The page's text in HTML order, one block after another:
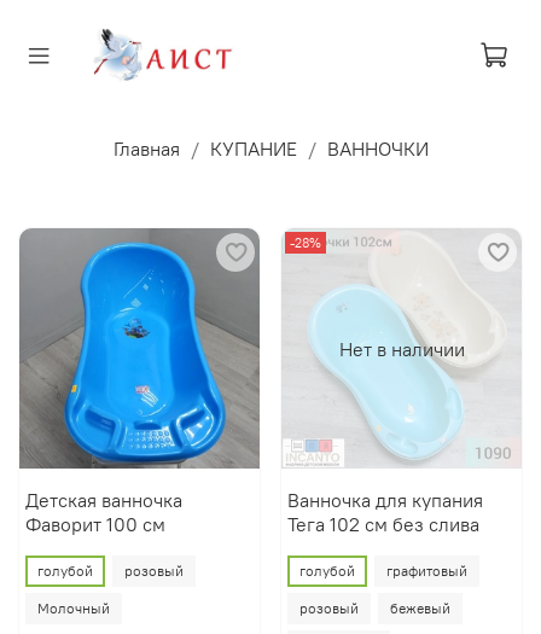
Главная КУПАНИЕ ВАННОЧКИ
Детская ванночка
Фаворит 100 см
голубой розовый
Молочный
Нет в наличии
-28%
Ванночка для купания
Тега 102 см без слива
голубой графитовый
розовый бежевый